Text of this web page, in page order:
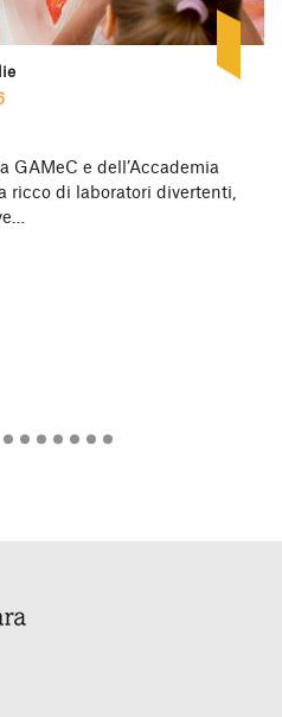
GAMeC e dell’Accademia
ricco di laboratori divertenti,